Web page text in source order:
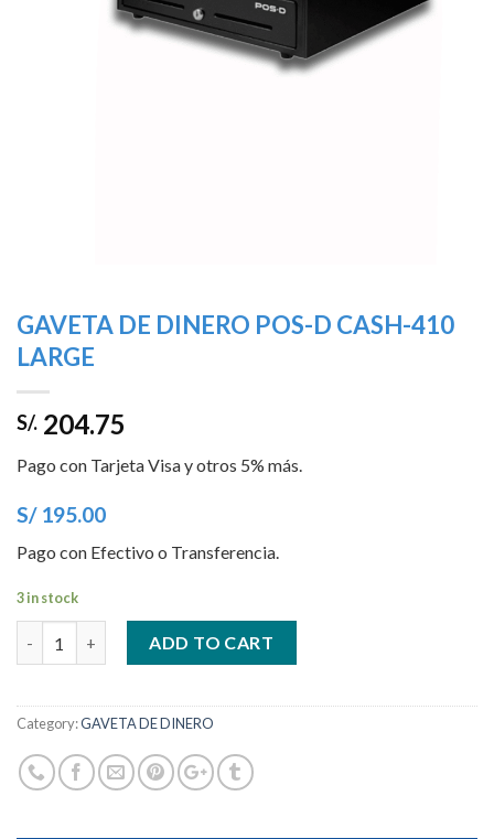
GAVETA DE DINERO POS-D CASH-410
LARGE
S/. 204.75
Pago con Tarjeta Visa y otros 5% más.
S/ 195.00
Pago con Efectivo o Transferencia.
3 in stock
ADD TO CART
Category:GAVETA DE DINERO